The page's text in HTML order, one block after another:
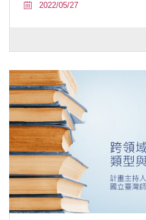
2022/05/27